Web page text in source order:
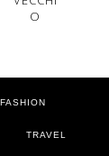
O
FASHION
TRAVEL